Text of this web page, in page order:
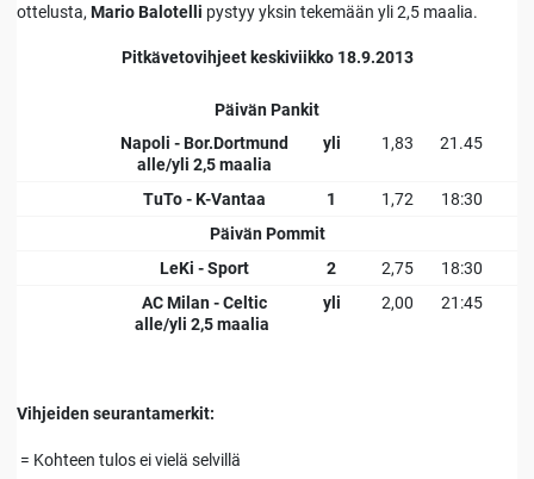
ottelusta, Mario Balotelli pystyy yksin tekemään yli 2,5 maalia.
Pitkävetovihjeet keskiviikko 18.9.2013
Päivän Pankit
Napoli - Bor.Dortmund
alle/yli 2,5 maalia
yli 1,83 21.45
TuTo - K-Vantaa 1 1,72
18:30
Päivän Pommit
LeKi - Sport
2 2,75
18:30
AC Milan - Celtic
alle/yli 2,5 maalia
yli 2,00 21:45
Vihjeiden seurantamerkit:
= Kohteen tulos ei vielä selvillä